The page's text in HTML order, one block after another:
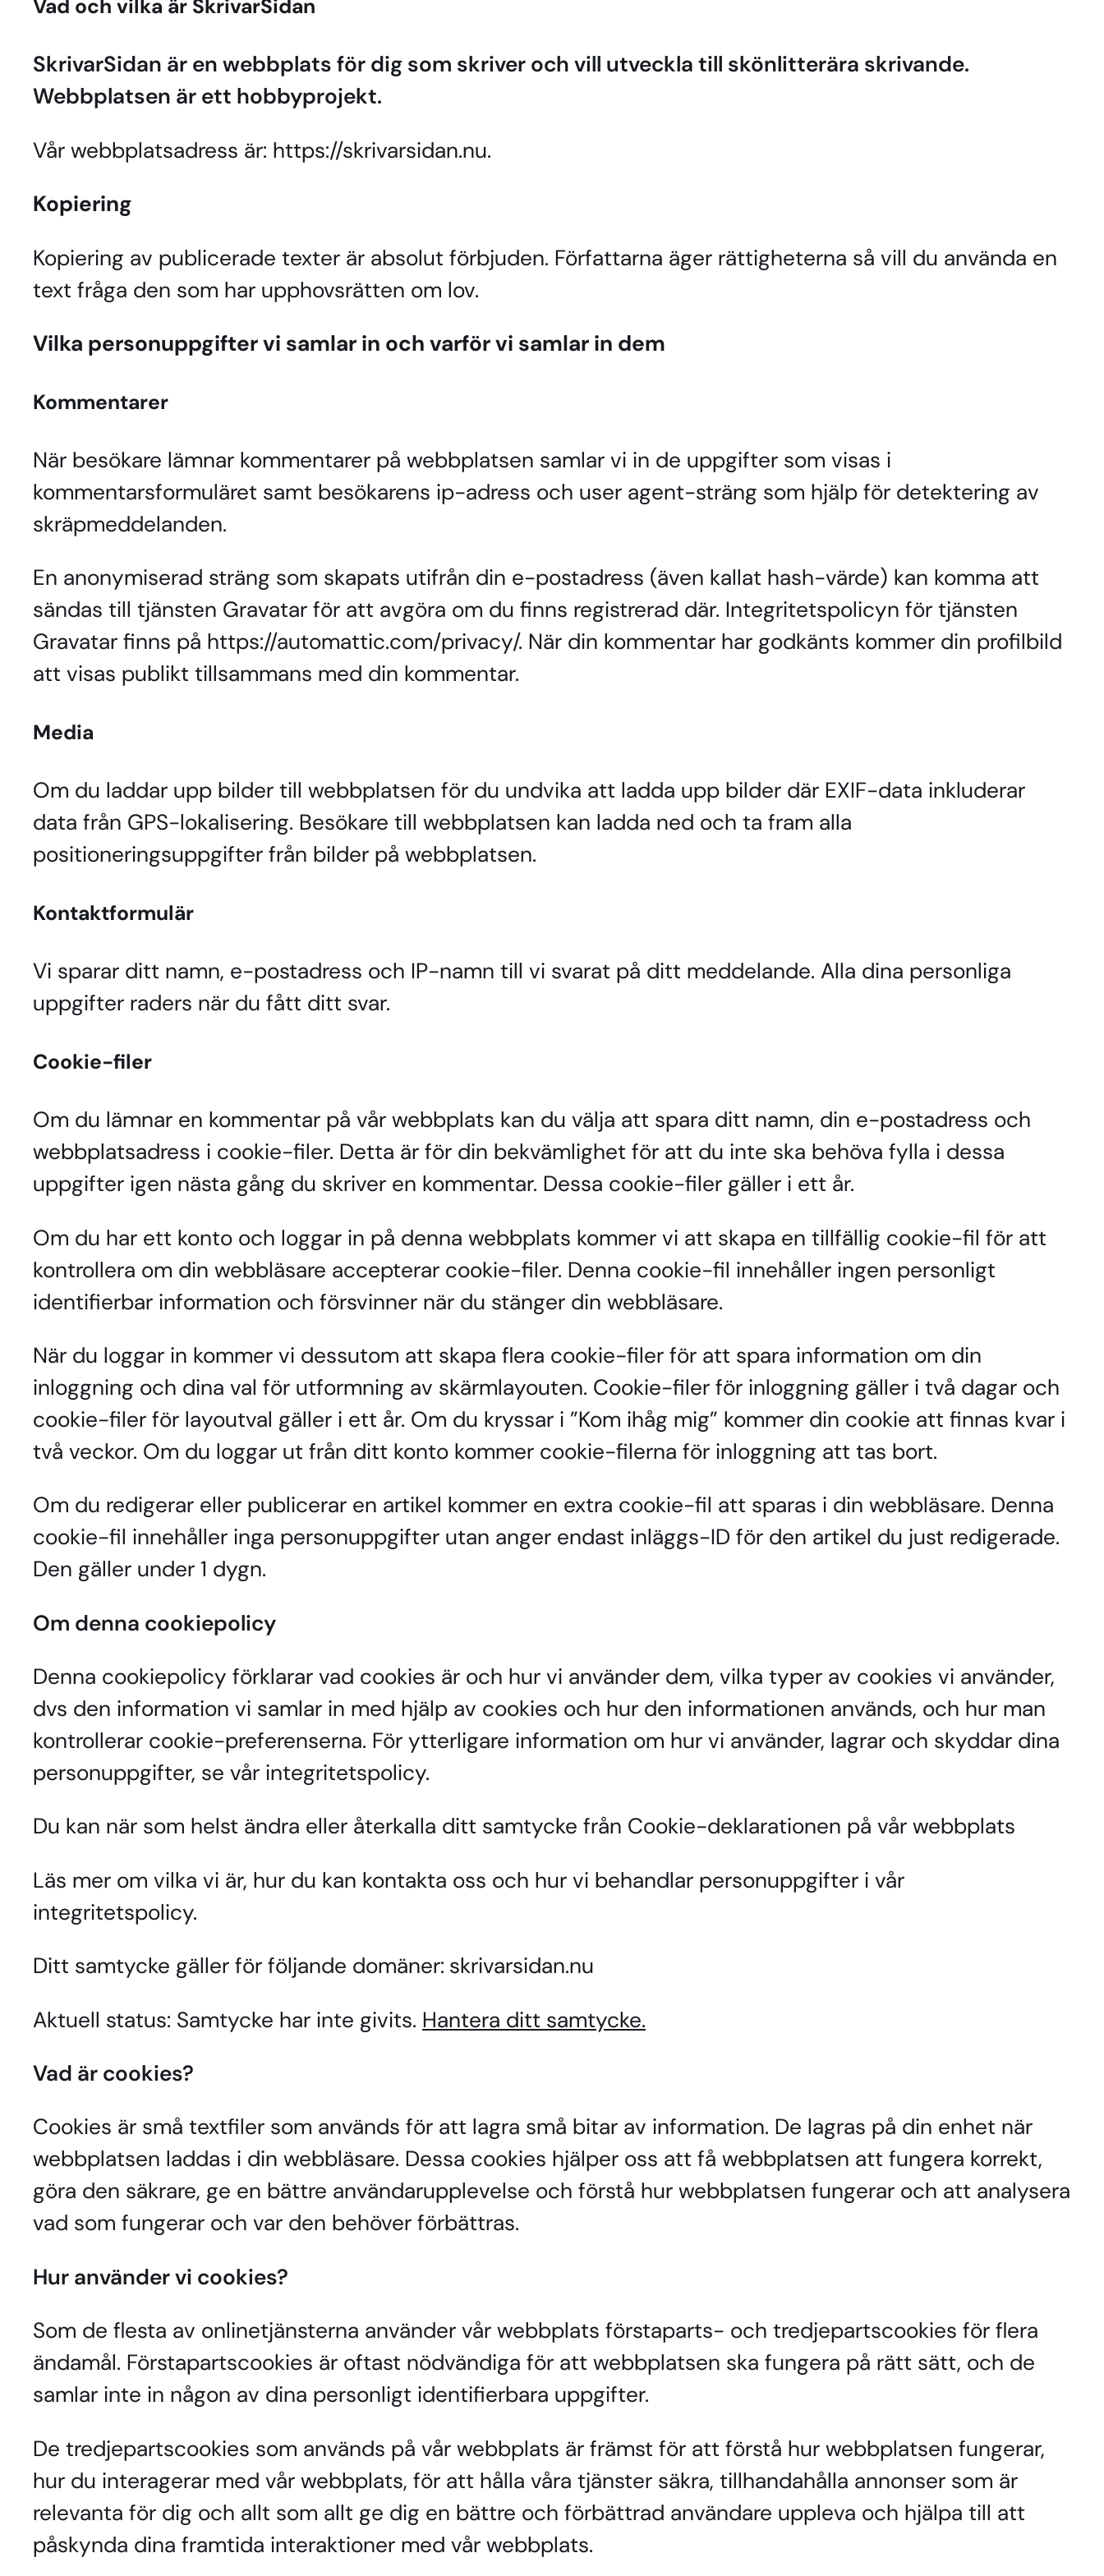
Vad och vilka är SkrivarSidan
SkrivarSidan är en webbplats för dig som skriver och vill utveckla till skönlitterära skrivande.
Webbplatsen är ett hobbyprojekt.
Vår webbplatsadress är: https://skrivarsidan.nu.
Kopiering
Kopiering av publicerade texter är absolut förbjuden. Författarna äger rättigheterna så vill du använda en
text fråga den som har upphovsrätten om lov.
Vilka personuppgifter vi samlar in och varför vi samlar in dem
Kommentarer
När besökare lämnar kommentarer på webbplatsen samlar vi in de uppgifter som visas i
kommentarsformuläret samt besökarens ip-adress och user agent-sträng som hjälp för detektering av
skräpmeddelanden.
En anonymiserad sträng som skapats utifrån din e-postadress (även kallat hash-värde) kan komma att
sändas till tjänsten Gravatar för att avgöra om du finns registrerad där. Integritetspolicyn för tjänsten
Gravatar finns på https://automattic.com/privacy/. När din kommentar har godkänts kommer din profilbild
att visas publikt tillsammans med din kommentar.
Media
Om du laddar upp bilder till webbplatsen för du undvika att ladda upp bilder där EXIF-data inkluderar
data från GPS-lokalisering. Besökare till webbplatsen kan ladda ned och ta fram alla
positioneringsuppgifter från bilder på webbplatsen.
Kontaktformulär
Vi sparar ditt namn, e-postadress och IP-namn till vi svarat på ditt meddelande. Alla dina personliga
uppgifter raders när du fått ditt svar.
Cookie-filer
Om du lämnar en kommentar på vår webbplats kan du välja att spara ditt namn, din e-postadress och
webbplatsadress i cookie-filer. Detta är för din bekvämlighet för att du inte ska behöva fylla i dessa
uppgifter igen nästa gång du skriver en kommentar. Dessa cookie-filer gäller i ett år.
Om du har ett konto och loggar in på denna webbplats kommer vi att skapa en tillfällig cookie-fil för att
kontrollera om din webbläsare accepterar cookie-filer. Denna cookie-fil innehåller ingen personligt
identifierbar information och försvinner när du stänger din webbläsare.
När du loggar in kommer vi dessutom att skapa flera cookie-filer för att spara information om din
inloggning och dina val för utformning av skärmlayouten. Cookie-filer för inloggning gäller i två dagar och
cookie-filer för layoutval gäller i ett år. Om du kryssar i ”Kom ihåg mig” kommer din cookie att finnas kvar i
två veckor. Om du loggar ut från ditt konto kommer cookie-filerna för inloggning att tas bort.
Om du redigerar eller publicerar en artikel kommer en extra cookie-fil att sparas i din webbläsare. Denna
cookie-fil innehåller inga personuppgifter utan anger endast inläggs-ID för den artikel du just redigerade.
Den gäller under 1 dygn.
Om denna cookiepolicy
Denna cookiepolicy förklarar vad cookies är och hur vi använder dem, vilka typer av cookies vi använder,
dvs den information vi samlar in med hjälp av cookies och hur den informationen används, och hur man
kontrollerar cookie-preferenserna. För ytterligare information om hur vi använder, lagrar och skyddar dina
personuppgifter, se vår integritetspolicy.
Du kan när som helst ändra eller återkalla ditt samtycke från Cookie-deklarationen på vår webbplats
Läs mer om vilka vi är, hur du kan kontakta oss och hur vi behandlar personuppgifter i vår
integritetspolicy.
Ditt samtycke gäller för följande domäner: skrivarsidan.nu
Aktuell status: Samtycke har inte givits. Hantera ditt samtycke.
Vad är cookies?
Cookies är små textfiler som används för att lagra små bitar av information. De lagras på din enhet när
webbplatsen laddas i din webbläsare. Dessa cookies hjälper oss att få webbplatsen att fungera korrekt,
göra den säkrare, ge en bättre användarupplevelse och förstå hur webbplatsen fungerar och att analysera
vad som fungerar och var den behöver förbättras.
Hur använder vi cookies?
Som de flesta av onlinetjänsterna använder vår webbplats förstaparts- och tredjepartscookies för flera
ändamål. Förstapartscookies är oftast nödvändiga för att webbplatsen ska fungera på rätt sätt, och de
samlar inte in någon av dina personligt identifierbara uppgifter.
De tredjepartscookies som används på vår webbplats är främst för att förstå hur webbplatsen fungerar,
hur du interagerar med vår webbplats, för att hålla våra tjänster säkra, tillhandahålla annonser som är
relevanta för dig och allt som allt ge dig en bättre och förbättrad användare uppleva och hjälpa till att
påskynda dina framtida interaktioner med vår webbplats.